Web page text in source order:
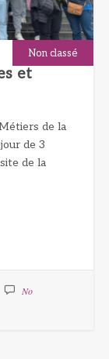
Non classé
et
de la
de 3
de la
No